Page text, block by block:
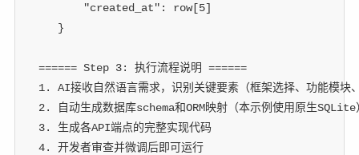
"created_at" : row[5]
}
====== Step 3: 执行流程说明 ======
1. AI接收自然语言需求，识别关键要素（框架选择、功能模块
2. 自动生成数据库schema和ORM映射（本示例使用原生SQLite
3. 生成各API端点的完整实现代码
4. 开发者审查并微调后即可运行